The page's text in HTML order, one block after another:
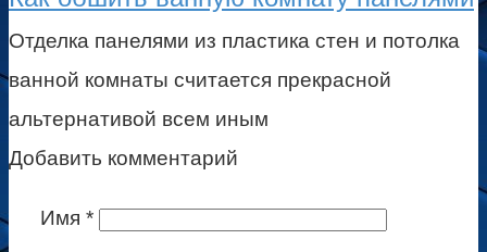
Отделка панелями из пластика стен и потолка
ванной комнаты считается прекрасной
альтернативой всем иным
Добавить комментарий
Имя *